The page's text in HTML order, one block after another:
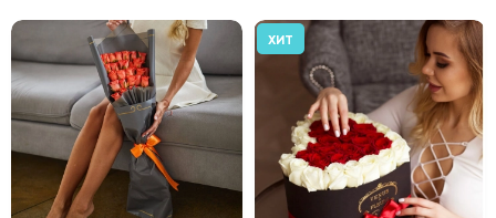
ХИТ